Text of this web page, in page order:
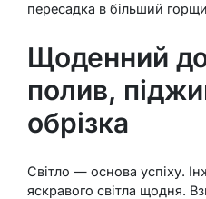
пересадка в більший
Щоденний
полив,
обрізка
Світло — основа успіху.
яскравого світла щодня.